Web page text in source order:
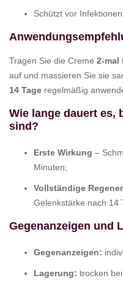
Schützt vor
Tragen Sie die Creme 2-mal
auf und massieren Sie sie
14 Tage regelmäßig
Wie lange dauert es,
sind?
Erste Wirkung –
Minuten;
Vollständige
Gelenkstärke nach 14
Gegenanzeigen und
Gegenanzeigen:
Lagerung: trocken